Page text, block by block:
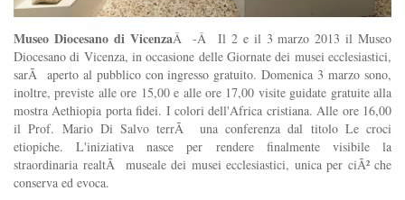
Museo Diocesano di VicenzaÂ -Â Il 2 e il 3 marzo 2013 il Museo
Diocesano di Vicenza, in occasione delle Giornate dei musei ecclesiastici,
sarÃ aperto al pubblico con ingresso gratuito. Domenica 3 marzo sono,
inoltre, previste alle ore 15,00 e alle ore 17,00 visite guidate gratuite alla
mostra Aethiopia porta fidei. I colori dell'Africa cristiana. Alle ore 16,00
il Prof. Mario Di Salvo terrÃ una conferenza dal titolo Le croci
etiopiche. L'iniziativa nasce per rendere finalmente visibile la
straordinaria realtÃ museale dei musei ecclesiastici, unica per ciÃ² che
conserva ed evoca.